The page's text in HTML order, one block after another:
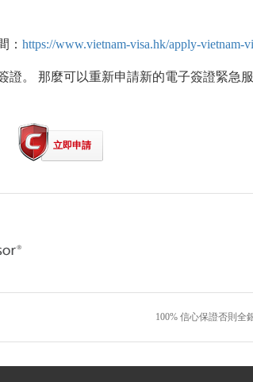
： https://www.vietnam-visa.hk/apply-vietnam-
證。 那麼可以重新申請新的電子簽證緊急
立即申請
100% 信心保證否則全